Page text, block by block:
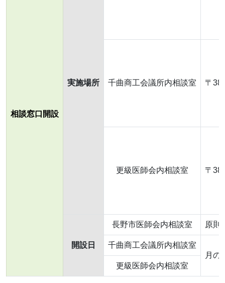
相談窓口開設
実施場所 千曲商工会議所内相談室 〒
更級医師会内相談室 〒
開設日
長野市医師会内相談室 原則
千曲商工会議所内相談室
月の
更級医師会内相談室